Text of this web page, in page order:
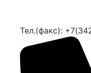
Тел.(факс):